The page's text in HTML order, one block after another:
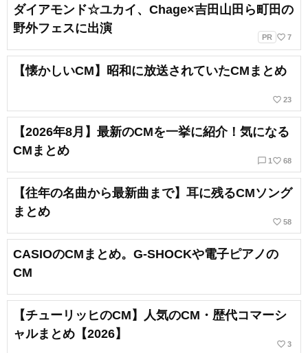
ダイアモンド☆ユカイ、Chage×吉田山田ら町田の
野外フェスに出演
PR favorite_border 7
【懐かしいCM】昭和に放送されていたCMまとめ
favorite_border 23
【2026年8月】最新のCMを一挙に紹介！気になる
CMまとめ
chat_bubble_outline 1 favorite_border 68
【往年の名曲から最新曲まで】耳に残るCMソング
まとめ
favorite_border 58
CASIOのCMまとめ。G-SHOCKや電子ピアノの
CM
【チューリッヒのCM】人気のCM・歴代コマーシ
ャルまとめ【2026】
favorite_border 3